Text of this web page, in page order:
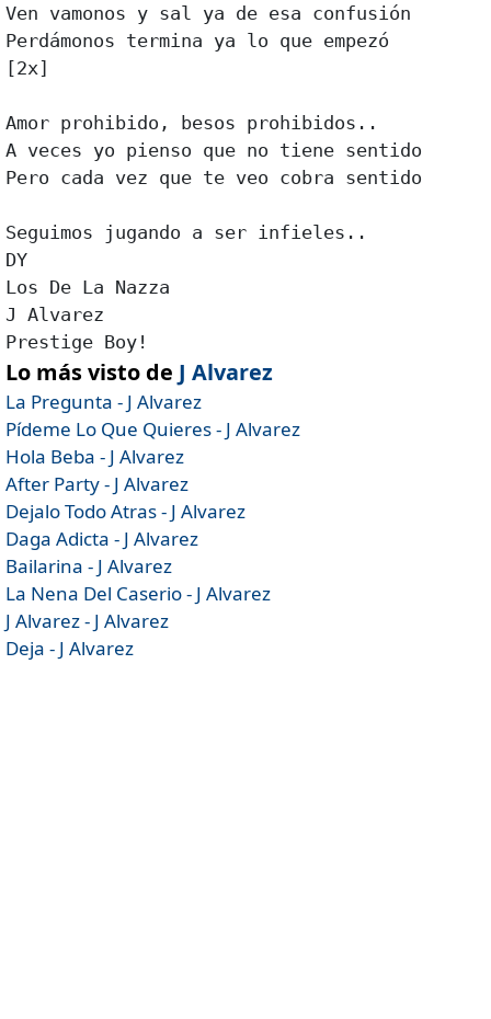
Ven vamonos y sal ya de esa confusión
Perdámonos termina ya lo que empezó
[2x]
Amor prohibido, besos prohibidos..
A veces yo pienso que no tiene sentido
Pero cada vez que te veo cobra sentido
Seguimos jugando a ser infieles..
DY
Los De La Nazza
J Alvarez
Prestige Boy!
Lo más visto de J Alvarez
La Pregunta - J Alvarez
Pídeme Lo Que Quieres - J Alvarez
Hola Beba - J Alvarez
After Party - J Alvarez
Dejalo Todo Atras - J Alvarez
Daga Adicta - J Alvarez
Bailarina - J Alvarez
La Nena Del Caserio - J Alvarez
J Alvarez - J Alvarez
Deja - J Alvarez